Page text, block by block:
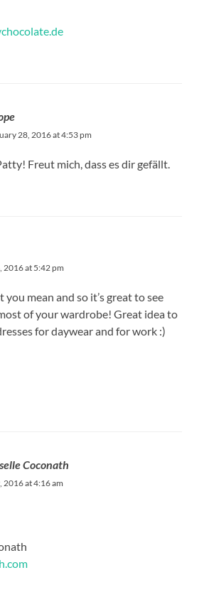
28, 2016 at 4:53 pm
Freut mich, dass es dir gefällt.
2016 at 5:42 pm
mean and so it’s great to see
of your wardrobe! Great idea to
for daywear and for work :)
Coconath
2016 at 4:16 am